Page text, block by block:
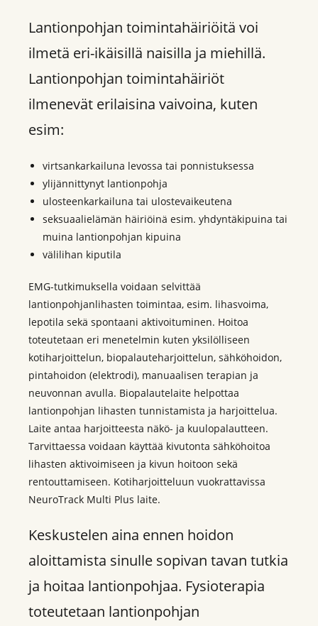
Lantionpohjan toimintahäiriöitä voi
ilmetä eri-ikäisillä naisilla ja miehillä.
Lantionpohjan toimintahäiriöt
ilmenevät erilaisina vaivoina, kuten
esim:
virtsankarkailuna levossa tai ponnistuksessa
ylijännittynyt lantionpohja
ulosteenkarkailuna tai ulostevaikeutena
seksuaalielämän häiriöinä esim. yhdyntäkipuina tai
muina lantionpohjan kipuina
välilihan kiputila
EMG-tutkimuksella voidaan selvittää
lantionpohjanlihasten toimintaa, esim. lihasvoima,
lepotila sekä spontaani aktivoituminen. Hoitoa
toteutetaan eri menetelmin kuten yksilölliseen
kotiharjoittelun, biopalauteharjoittelun, sähköhoidon,
pintahoidon (elektrodi), manuaalisen terapian ja
neuvonnan avulla. Biopalautelaite helpottaa
lantionpohjan lihasten tunnistamista ja harjoittelua.
Laite antaa harjoitteesta näkö- ja kuulopalautteen.
Tarvittaessa voidaan käyttää kivutonta sähköhoitoa
lihasten aktivoimiseen ja kivun hoitoon sekä
rentouttamiseen. Kotiharjoitteluun vuokrattavissa
NeuroTrack Multi Plus laite.
Keskustelen aina ennen hoidon
aloittamista sinulle sopivan tavan tutkia
ja hoitaa lantionpohjaa. Fysioterapia
toteutetaan lantionpohjan